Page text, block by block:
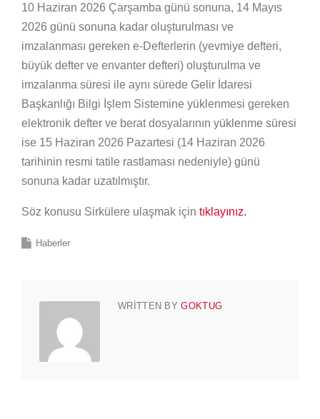
10 Haziran 2026 Çarşamba günü sonuna, 14 Mayıs
2026 günü sonuna kadar oluşturulması ve
imzalanması gereken e-Defterlerin (yevmiye defteri,
büyük defter ve envanter defteri) oluşturulma ve
imzalanma süresi ile aynı sürede Gelir İdaresi
Başkanlığı Bilgi İşlem Sistemine yüklenmesi gereken
elektronik defter ve berat dosyalarının yüklenme süresi
ise 15 Haziran 2026 Pazartesi (14 Haziran 2026
tarihinin resmi tatile rastlaması nedeniyle) günü
sonuna kadar uzatılmıştır.
Söz konusu Sirkülere ulaşmak için tıklayınız.
Haberler
WRITTEN BYGOKTUG